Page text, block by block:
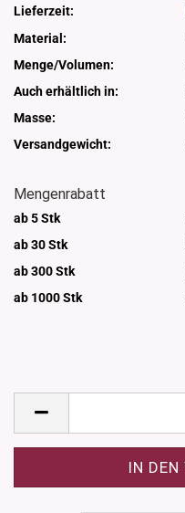
Lieferzeit:
Material:
Menge/Volumen:
Auch erhältlich in:
Masse:
Versandgewicht:
Mengenrabatt
ab 5 Stk
ab 30 Stk
ab 300 Stk
ab 1000Stk